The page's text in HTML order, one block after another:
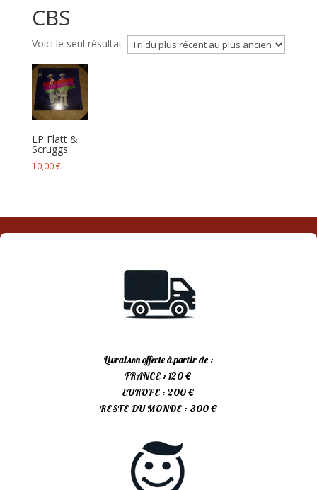
CBS
Voici le seul résultat
LP Flatt &
Scruggs
10,00€
Livraison offerte à partir de :
FRANCE : 120 €
EUROPE : 200 €
RESTE DU MONDE : 300 €